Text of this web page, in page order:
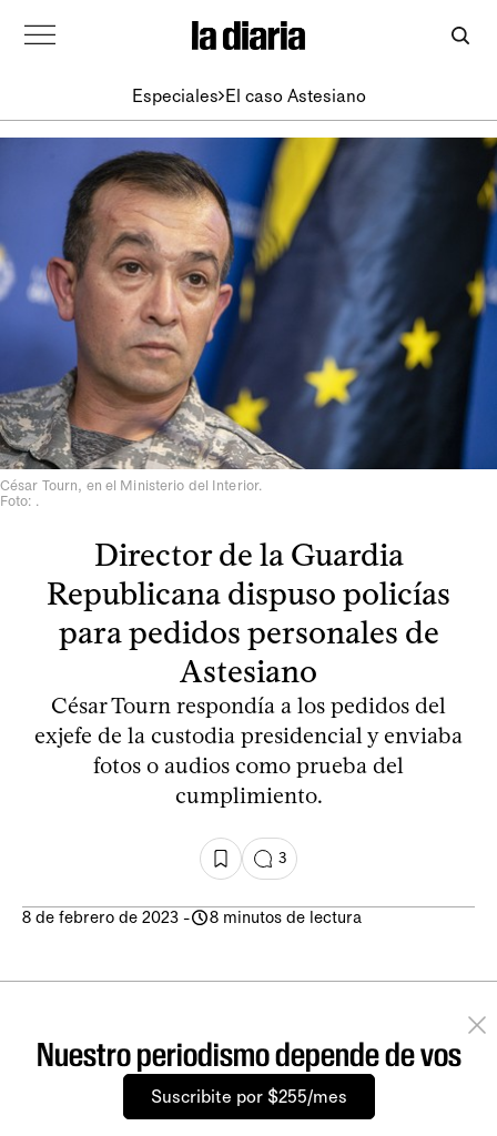
Especiales El caso Astesiano
César Tourn, en el Ministerio del Interior.
Foto: .
Director de la Guardia
Republicana dispuso policías
para pedidos personales de
Astesiano​
César Tourn respondía a los pedidos del
exjefe de la custodia presidencial y enviaba
fotos o audios como prueba del
cumplimiento.
3
8 de febrero de 2023 - 8 minutos de lectura
Nuestro periodismo depende de vos
Suscribite por $255/mes